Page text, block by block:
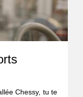
Chessy, tu te